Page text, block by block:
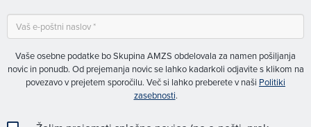
Vaše osebne podatke bo Skupina AMZS obdelovala za namen pošiljanja
novic in ponudb. Od prejemanja novic se lahko kadarkoli odjavite s klikom na
povezavo v prejetem sporočilu. Več si lahko preberete v naši Politiki
zasebnosti.